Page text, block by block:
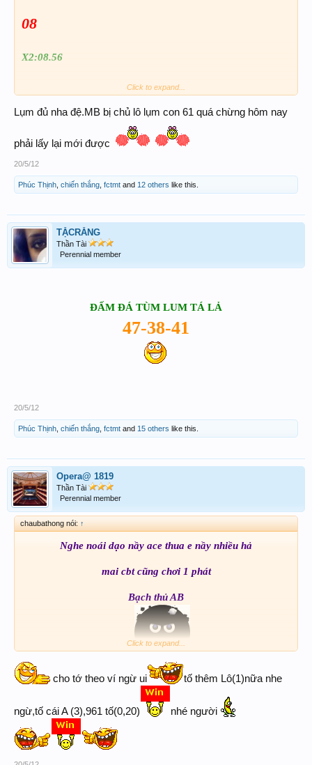
08
X2:08.56
Click to expand...
Lụm đủ nha đệ.MB bị chủ lô lụm con 61 quá chừng hôm nay
phải lấy lại mới được
20/5/12
Phúc Thịnh chiến thắng fctmt and 12 others like this.
TẶCRĂNG
Thần Tài
Perennial member
ĐẤM ĐÁ TÙM LUM TÁ LẢ
47-38-41
20/5/12
Phúc Thịnh chiến thắng fctmt and 15 others like this.
Opera@ 1819
Thần Tài
Perennial member
chaubathong nói: ↑
Nghe noái dạo nầy ace thua e nầy nhiều hả
mai cbt cũng chơi 1 phát
Bạch thủ AB
61
lô.
Click to expand...
cho tớ theo ví ngừ ui tố thêm Lô(1)nữa nhe
ngừ,tố cái A (3),961 tố(0,20) nhé người